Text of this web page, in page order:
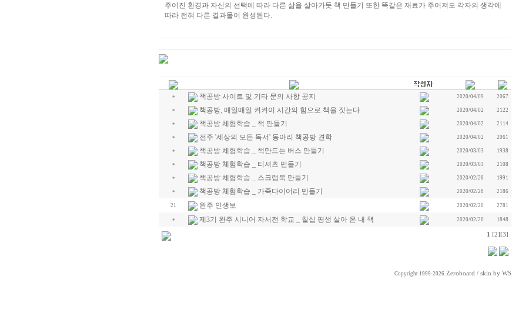
주어진 환경과 자신의 선택에 따라 다른 삶을 살아가듯 책 만들기 또한 똑같은 재료가 주어져도 각자의 생각에
따라 전혀 다른 결과물이 완성된다.
* 책공방 사이트 및 기타 문의 사항 공지 2020/04/09 2067
* 책공방, 매일매일 켜켜이 시간의 힘으로 책을 짓는다 2020/04/02 2122
* 책공방 체험학습 _ 책 만들기 2020/04/02 2114
* 전주 '세상의 모든 독서' 동아리 책공방 견학 2020/04/02 2061
* 책공방 체험학습 _ 책만드는 버스 만들기 2020/03/03 1938
* 책공방 체험학습 _ 티셔츠 만들기 2020/03/03 2108
* 책공방 체험학습 _ 스크랩북 만들기 2020/02/28 1991
* 책공방 체험학습 _ 가죽다이어리 만들기 2020/02/28 2186
21 완주 인생보 2020/02/20 2781
* 제3기 완주 시니어 자서전 학교 _ 칠십 평생 살아 온 내 책 2020/02/20 1848
1 [2] [3]
Copyright 1999-2026 Zeroboard / skin by WS